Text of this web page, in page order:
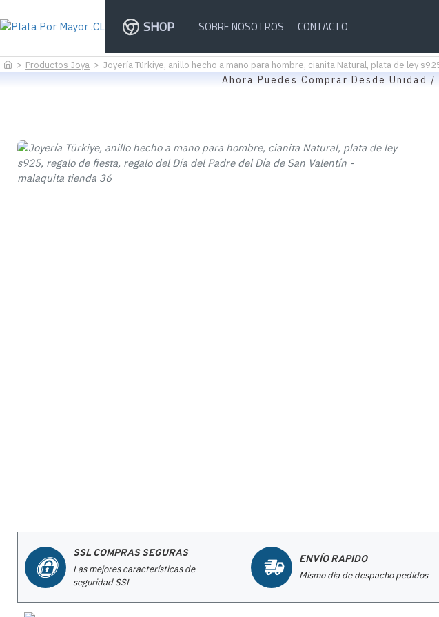
SHOP SOBRE NOSOTROS CONTACTO
Productos Joya Joyería Türkiye, anillo hecho a mano para hombre, cianita Natural, plata de ley
Ahora Puedes Comprar Desde Unidad /
SSL COMPRAS SEGURAS
Las mejores características de
seguridad SSL
ENVÍO RAPIDO
Mismo día de despacho pedidos